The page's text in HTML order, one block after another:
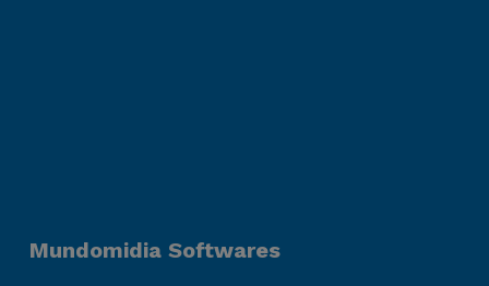
Mundomidia Softwares